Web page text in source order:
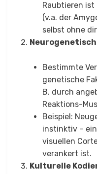
Raubtieren
(v.a. der
selbst ohne
Bestimmte
genetische
B. durch
Reaktions-
Beispiel:
instinktiv –
visuellen
verankert ist.
Kulturelle